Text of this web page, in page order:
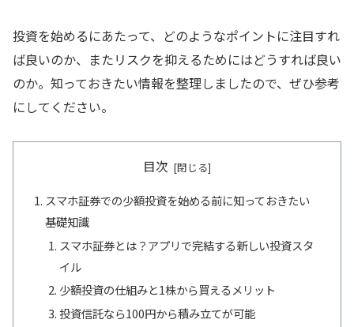
投資を始めるにあたって、どのようなポイントに注目すれ
ば良いのか、またリスクを抑えるためにはどうすれば良い
のか。知っておきたい情報を整理しましたので、ぜひ参考
にしてください。
目次
スマホ証券での少額投資を始める前に知っておきたい
基礎知識
スマホ証券とは？アプリで完結する新しい投資スタ
イル
少額投資の仕組みと1株から買えるメリット
投資信託なら100円から積み立てが可能